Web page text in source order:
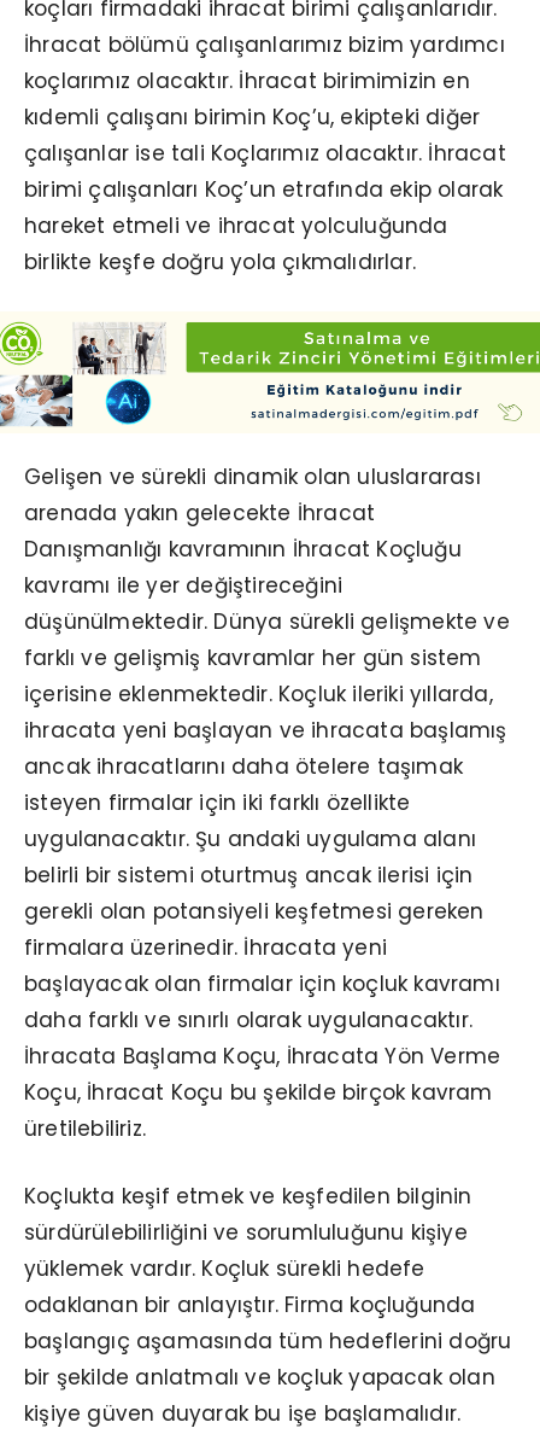
koçları firmadaki ihracat birimi çalışanlarıdır.
İhracat bölümü çalışanlarımız bizim yardımcı
koçlarımız olacaktır. İhracat birimimizin en
kıdemli çalışanı birimin Koç’u, ekipteki diğer
çalışanlar ise tali Koçlarımız olacaktır. İhracat
birimi çalışanları Koç’un etrafında ekip olarak
hareket etmeli ve ihracat yolculuğunda
birlikte keşfe doğru yola çıkmalıdırlar.
Gelişen ve sürekli dinamik olan uluslararası
arenada yakın gelecekte İhracat
Danışmanlığı kavramının İhracat Koçluğu
kavramı ile yer değiştireceğini
düşünülmektedir. Dünya sürekli gelişmekte ve
farklı ve gelişmiş kavramlar her gün sistem
içerisine eklenmektedir. Koçluk ileriki yıllarda,
ihracata yeni başlayan ve ihracata başlamış
ancak ihracatlarını daha ötelere taşımak
isteyen firmalar için iki farklı özellikte
uygulanacaktır. Şu andaki uygulama alanı
belirli bir sistemi oturtmuş ancak ilerisi için
gerekli olan potansiyeli keşfetmesi gereken
firmalara üzerinedir. İhracata yeni
başlayacak olan firmalar için koçluk kavramı
daha farklı ve sınırlı olarak uygulanacaktır.
İhracata Başlama Koçu, İhracata Yön Verme
Koçu, İhracat Koçu bu şekilde birçok kavram
üretilebiliriz.
Koçlukta keşif etmek ve keşfedilen bilginin
sürdürülebilirliğini ve sorumluluğunu kişiye
yüklemek vardır. Koçluk sürekli hedefe
odaklanan bir anlayıştır. Firma koçluğunda
başlangıç aşamasında tüm hedeflerini doğru
bir şekilde anlatmalı ve koçluk yapacak olan
kişiye güven duyarak bu işe başlamalıdır.